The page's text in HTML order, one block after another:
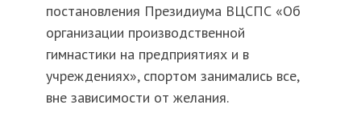
постановления Президиума ВЦСПС «Об
организации производственной
гимнастики на предприятиях и в
учреждениях», спортом занимались все,
вне зависимости от желания.